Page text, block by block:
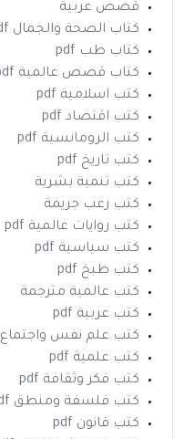
قصص عربية
كتاب الصحة والجمال pdf
كتاب طب pdf
كتاب قصص عالمية pdf
كتب اسلامية pdf
كتب اقتصاد pdf
كتب الرومانسية pdf
كتب تاريخ pdf
كتب تنمية بشرية
كتب رعب جريمة
كتب روايات عالمية pdf
كتب سياسية pdf
كتب طبخ pdf
كتب عالمية مترجمة
كتب عربية pdf
كتب علم نفس واجتماع
كتب علمية pdf
كتب فكر وثقافة pdf
كتب فلسفة ومنطق pdf
كتب قانون pdf